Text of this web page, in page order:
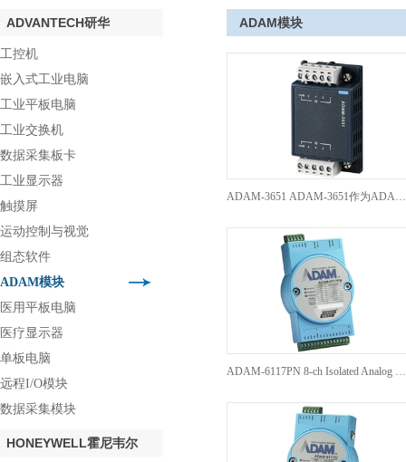
ADVANTECH研华
工控机
嵌入式工业电脑
工业平板电脑
工业交换机
数据采集板卡
工业显示器
触摸屏
运动控制与视觉
组态软件
ADAM模块
医用平板电脑
医疗显示器
单板电脑
远程I/O模块
数据采集模块
HONEYWELL霍尼韦尔
ADAM模块
ADAM-3651 ADAM-3651作为ADAM-3600-C2G的扩展模块，支持8路DI输入。
ADAM-6117PN 8-ch Isolated Analog Input PROFINET Module